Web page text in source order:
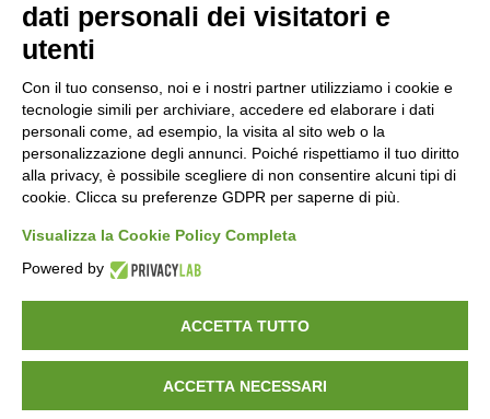
Molinaro Manufattipunta sulla qualità certificata,
con importanti attestazioni che garantiscono
prodotti e servizi all’avanguardia nel settore del
calcestruzzo.
2026 Molinaro Srl -
Cookie Policy
dati personali dei visitatori e
utenti
Con il tuo consenso, noi e i nostri partner utilizziamo i cookie e
tecnologie simili per archiviare, accedere ed elaborare i dati
personali come, ad esempio, la visita al sito web o la
personalizzazione degli annunci. Poiché rispettiamo il tuo diritto
alla privacy, è possibile scegliere di non consentire alcuni tipi di
cookie. Clicca su preferenze GDPR per saperne di più.
Visualizza la Cookie Policy Completa
Powered by
ACCETTA TUTTO
ACCETTA NECESSARI